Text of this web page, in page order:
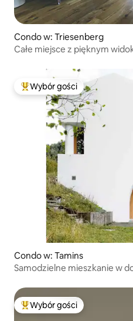
Condo w: Triesenberg
Całe miejsce z pięknym
Najpopularniejsze z kategorii
Wybór gości
Condo w: Tamins
Samodzielne mieszkanie w
Najpopularniejsze z kategorii
Wybór gości